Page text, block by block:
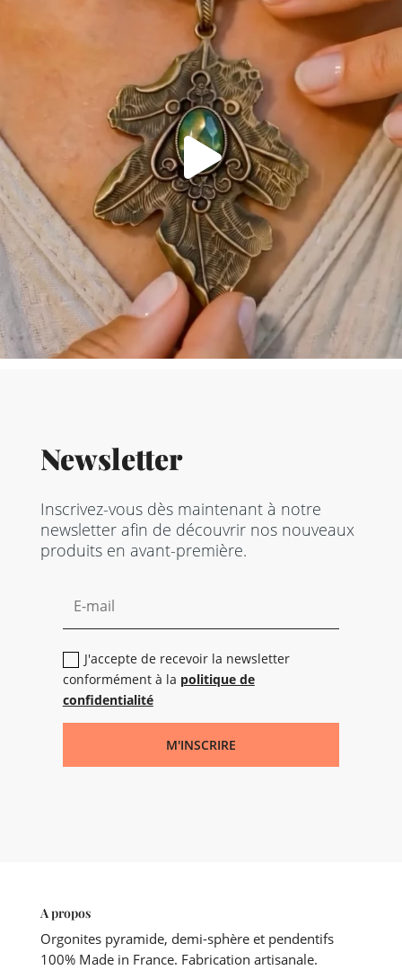
Newsletter
Inscrivez-vous dès maintenant à notre
newsletter afin de découvrir nos nouveaux
produits en avant-première.
J'accepte de recevoir la newsletter
conformément à la politique de
confidentialité
M'INSCRIRE
A propos
Orgonites pyramide, demi-sphère et pendentifs
100% Made in France. Fabrication artisanale.